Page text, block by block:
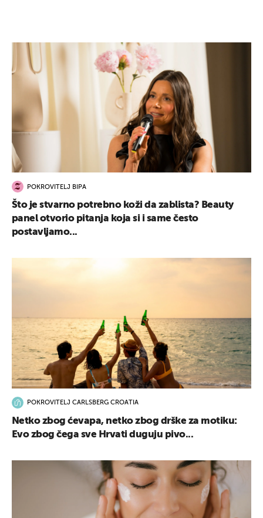
POKROVITELJ BIPA
Što je stvarno potrebno koži da zablista? Beauty
panel otvorio pitanja koja si i same često
postavljamo...
POKROVITELJ CARLSBERG CROATIA
Netko zbog ćevapa, netko zbog drške za motiku:
Evo zbog čega sve Hrvati duguju pivo...